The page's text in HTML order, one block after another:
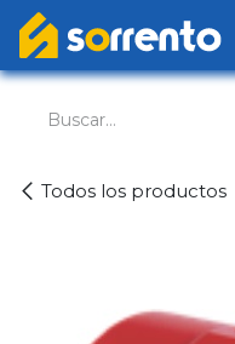
Ir al contenido
Todos los productos